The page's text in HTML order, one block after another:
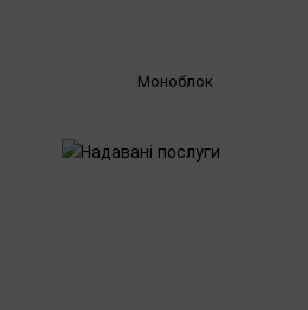
Моноблок